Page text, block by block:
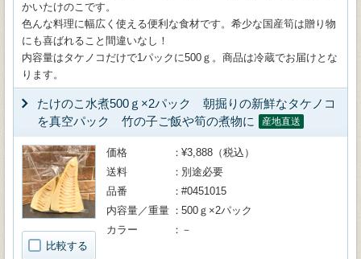
かいたけのこです。
色んな料理に幅広く使える便利な食材です。希少な国産筍は贈り物
にも喜ばれること間違いなし！
内容量はタケノコだけで1パックに500ｇ。商品は冷蔵でお届けとな
ります。
たけのこ水煮500ｇ×2パック 朝掘りの新鮮なタケノコ
を真空パック 竹の子ご飯や筍の煮物に
産地直送
比較する
価格
¥3,888（税込）
送料
別途必要
品番
#0451015
内容量／重量
500ｇ×2パック
カラー
－